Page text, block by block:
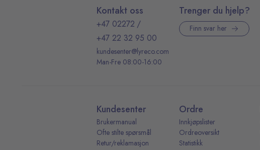
Kontakt oss
+47 02272 /
+47 22 32 95 00
kundesenter@lyreco.com
Man-Fre 08:00-16:00
Trenger du hjelp?
Finn svar her
Kundesenter
Brukermanual
Ofte stilte spørsmål
Retur/reklamasjon
Ordre
Innkjøpslister
Ordreoversikt
Statistikk